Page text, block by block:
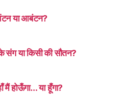
या आबंटन?
संग या किसी की सौतन?
मैं होऊँगा… या हूँगा?